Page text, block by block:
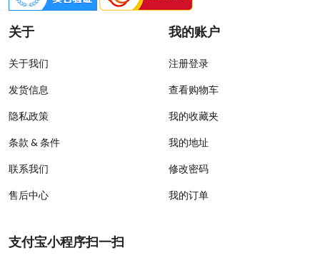
关于
关于我们
发货信息
隐私政策
条款 & 条件
联系我们
售后中心
我的账户
注册登录
查看购物车
我的收藏夹
我的地址
修改密码
我的订单
支付宝小程序扫一扫